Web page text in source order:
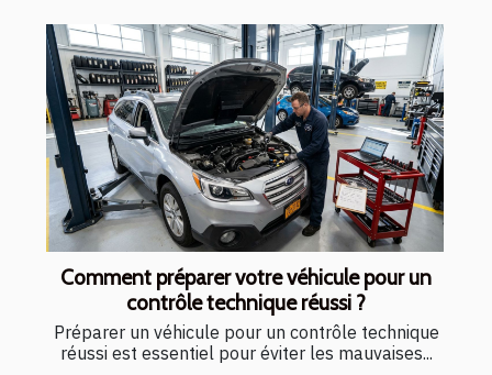
Comment préparer votre véhicule pour un
contrôle technique réussi ?
Préparer un véhicule pour un contrôle technique
réussi est essentiel pour éviter les mauvaises...